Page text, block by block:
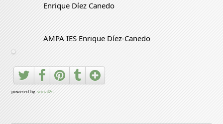
Enrique Díez Canedo
AMPA IES Enrique Díez-Canedo
powered bysocial2s